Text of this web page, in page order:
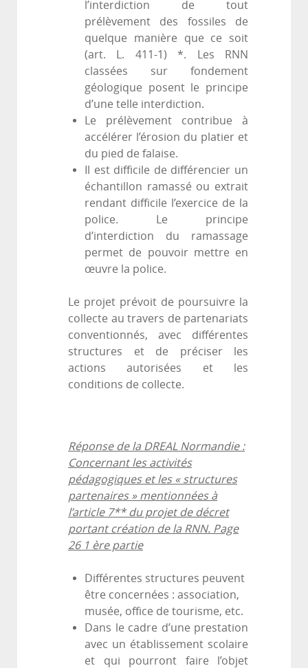
l’interdiction de tout
prélèvement des fossiles de
quelque manière que ce soit
(art. L. 411-1) *. Les RNN
classées sur fondement
géologique posent le principe
d’une telle interdiction.
Le prélèvement contribue à
accélérer l’érosion du platier et
du pied de falaise.
Il est difficile de différencier un
échantillon ramassé ou extrait
rendant difficile l’exercice de la
police. Le principe
d’interdiction du ramassage
permet de pouvoir mettre en
œuvre la police.
Le projet prévoit de poursuivre la
collecte au travers de partenariats
conventionnés, avec différentes
structures et de préciser les
actions autorisées et les
conditions de collecte.
Réponse de la DREAL Normandie :
Concernant les activités
pédagogiques et les « structures
partenaires » mentionnées à
l’article 7** du projet de décret
portant création de la RNN. Page
26 1 ère partie
Différentes structures peuvent
être concernées : association,
musée, office de tourisme, etc.
Dans le cadre d’une prestation
avec un établissement scolaire
et qui pourront faire l’objet